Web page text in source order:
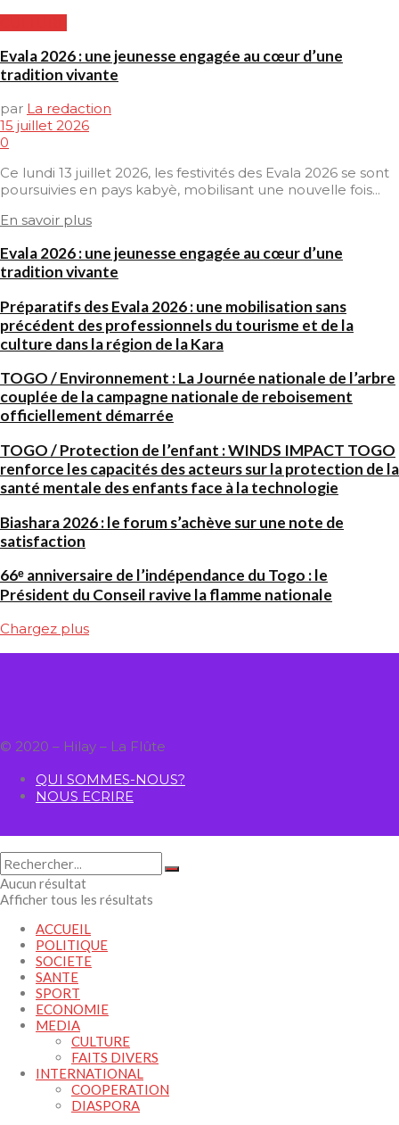
Evala 2026 : une jeunesse engagée au cœur d’une
tradition vivante
par La redaction
15 juillet 2026
0
Ce lundi 13 juillet 2026, les festivités des Evala 2026 se sont
poursuivies en pays kabyè, mobilisant une nouvelle fois...
En savoir plus
Evala 2026 : une jeunesse engagée au cœur d’une
tradition vivante
Préparatifs des Evala 2026 : une mobilisation sans
précédent des professionnels du tourisme et de la
culture dans la région de la Kara
TOGO / Environnement : La Journée nationale de l’arbre
couplée de la campagne nationale de reboisement
officiellement démarrée
TOGO / Protection de l’enfant : WINDS IMPACT TOGO
renforce les capacités des acteurs sur la protection de la
santé mentale des enfants face à la technologie
Biashara 2026 : le forum s’achève sur une note de
satisfaction
66ᵉ anniversaire de l’indépendance du Togo : le
Président du Conseil ravive la flamme nationale
Chargez plus
© 2020 – Hilay – La Flûte
QUI SOMMES-NOUS?
NOUS ECRIRE
Aucun résultat
Afficher tous les résultats
ACCUEIL
POLITIQUE
SOCIETE
SANTE
SPORT
ECONOMIE
MEDIA
CULTURE
FAITS DIVERS
INTERNATIONAL
COOPERATION
DIASPORA